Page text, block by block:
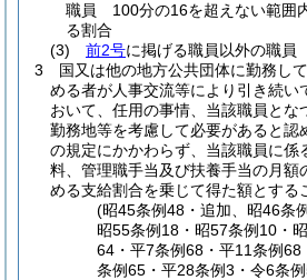
職員 100分の16を超えない範囲
る割合
(3)
前2号に掲げる職員以外の職
3
国又は他の地方公共団体に勤務し
める者が人事交流等により引き続い
おいて、任用の事情、当該職員とな
勤務地等を考慮して必要があると認
の規定にかかわらず、当該職員に係
料、管理職手当及び扶養手当の月額
める支給割合を乗じて得た額とする
(昭45条例48・追加、昭46条
昭55条例18・昭57条例10・
64・平7条例68・平11条例
条例65・平28条例3・令6条